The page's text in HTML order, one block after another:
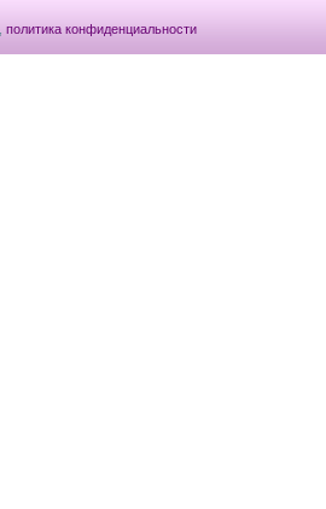
политика конфиденциальности